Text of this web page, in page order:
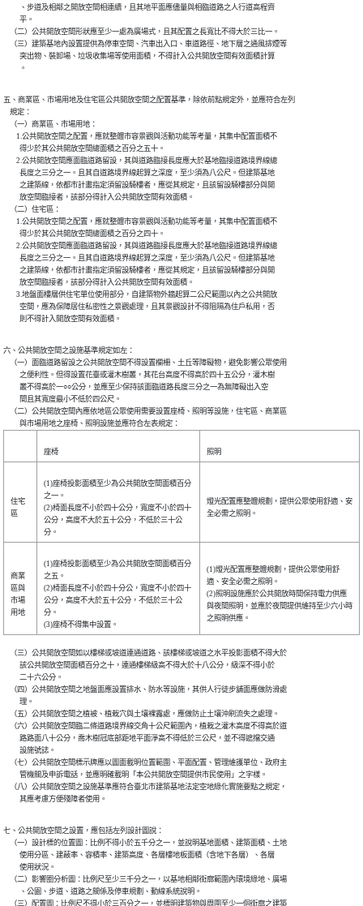
          、步道及相鄰之開放空間相連續，且其地平面應儘量與相臨道路之人行道高程齊
          平。
    （二）公共開放空間形狀應至少一處為廣場式，且其配置之長寬比不得大於三比一。
    （三）建築基地內設置提供為停車空間、汽車出入口、車道路徑、地下層之通風排煙等
          突出物、裝卸場、垃圾收集場等使用面積，不得計入公共開放空間有效面積計算
          。
五、商業區、市場用地及住宅區公共開放空間之配置基準，除依前點規定外，並應符合左列
    規定：
    （一）商業區、市場用地：
        1.公共開放空間之配置，應就整體市容景觀與活動功能等考量，其集中配置面積不
          得少於其公共開放空間總面積之百分之五十。
        2.公共開放空間應面臨道路留設，其與道路臨接長度應大於基地臨接道路境界線總
          長度之三分之一。且其自道路境界線起算之深度，至少須為八公尺。但建築基地
          之建築線，依都市計畫指定須留設騎樓者，應從其規定，且該留設騎樓部分與開
          放空間臨接者，該部分得計入公共開放空間有效面積。
    （二）住宅區：
        1.公共開放空間之配置，應就整體市容景觀與活動功能等考量，其集中配置面積不
          得少於其公共開放空間總面積之百分之四十。
        2.公共開放空間應面臨道路留設，其與道路臨接長度應大於基地臨接道路境界線總
          長度之三分之一。且其自道路境界線起算之深度，至少須為八公尺。但建築基地
          之建築線，依都市計畫指定須留設騎樓者，應從其規定，且該留設騎樓部分與開
          放空間臨接者，該部分得計入公共開放空間有效面積。
        3.地盤面樓層供住宅單位使用部分，自建築物外牆起算二公尺範圍以內之公共開放
          空間，應為保障居住私密性之景觀處理，且其景觀設計不得阻隔為住戶私用，否
          則不得計入開放空間有效面積。
六、公共開放空間之設施基準規定如左：
    （一）面臨道路留設之公共開放空間不得設置欄柵、土丘等障礙物，避免影響公眾使用
          之便利性。但得設置花臺或灌木樹叢，其花台高度不得高於四十五公分，灌木樹
          叢不得高於一○○公分，並應至少保持該面臨道路長度三分之一為無障礙出入空
          間且其寬度最小不低於四公尺。
    （二）公共開放空間內應依地區公眾使用需要設置座椅、照明等設施，住宅區、商業區
座椅 照明
住宅
區
(1)座椅投影面積至少為公共開放空間面積百分
之一。
(2)椅面長度不小於四十公分，寬度不小於四十
公分，高度不大於五十公分，不低於三十公
分。
燈光配置應整體規劃，提供公眾使用舒適、安
全必需之照明。
商業
區與
市場
用地
(1)座椅投影面積至少為公共開放空間面積百分
之五。
(2)椅面長度不小於四十分公，寬度不小於四十
公分，高度不大於五十公分，不低於三十公
分。
(3)座椅不得集中設置。
(1)燈光配置應整體規劃，提供公眾使用舒
適、安全必需之照明。
(2)照明設施應於公共開放時間保持電力供應
與夜間照明，並應於夜間提供維持至少六小時
之照明供應。
    （三）公共開放空間如以樓梯或坡道連通道路、該樓梯或坡道之水平投影面積不得大於
          該公共開放空間面積百分之十，連通樓梯級高不得大於十八公分，級深不得小於
          二十六公分。
    （四）公共開放空間之地盤面應設置排水、防水等設施，其供人行徒步舖面應做防滑處
          理。
    （五）公共開放空間之植被、植栽穴與土壤裸露處，應做防止土壤沖刷流失之處理。
    （六）公共開放空間臨二條道路境界線交角十公尺範圍內，植栽之灌木高度不得高於道
          路路面八十公分，喬木樹冠底部距地平面淨高不得低於三公尺，並不得遮擋交通
          設施號誌。
    （七）公共開放空間標示牌應以圖面載明位置範圍、平面配置、管理維護單位、政府主
          管機關及申訴電話，並應明確載明「本公共開放空間提供市民使用」之字樣。
    （八）公共開放空間之設施基準應符合臺北市建築基地法定空地綠化實施要點之規定，
七、公共開放空間之設置，應包括左列設計圖說：
    （一）設計標的位置圖：比例不得小於五千分之一，並說明基地面積、建築面積、土地
          使用分區、建蔽率、容積率、建築高度、各層樓地板面積（含地下各層）、各層
          使用狀況。
    （二）影響圈分析圖：比例尺至少三千分之一，以基地相鄰街廓範圍內環境綠地、廣場
          、公園、步道、道路之關係及停車規劃、動線系統說明。
    （三）配置圖：比例尺不得小於三百分之一，並標明建築物與周圍至少一個街廓之建築